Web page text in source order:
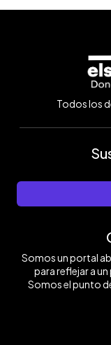
Todos los
Somos un portal
para reflejar a un
Somos el punto